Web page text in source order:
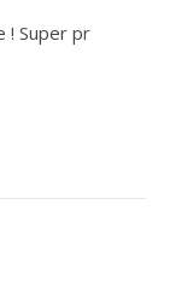
Super pr